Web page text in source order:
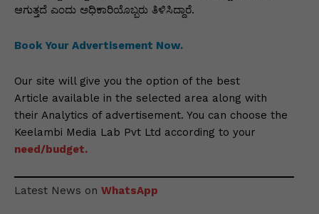
ಆಗುತ್ತದೆ ಎಂದು ಅಧಿಕಾರಿಯೊಬ್ಬರು ತಿಳಿಸಿದ್ದಾರೆ.
Book Your Advertisement Now.
Our site will give you the option of the best
Article available in the selected area along with
their Analytics of advertisement. You can choose the
Keelambi Media Lab Pvt Ltd according to your
need/budget.
Latest News on WhatsApp